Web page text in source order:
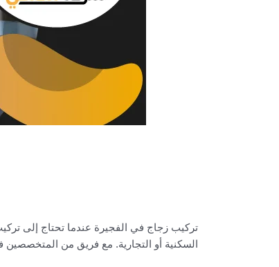
تركيب زجاج في الفجيرة عندما تحتاج إلى
السكنية أو التجارية. مع فريق من